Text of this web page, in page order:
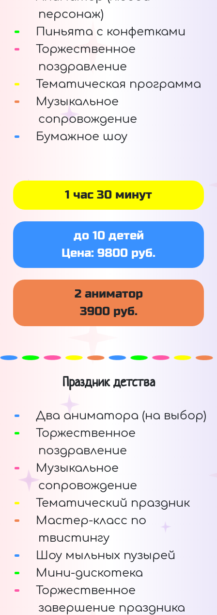
персонаж)
Пиньята с конфетками
Торжественное
поздравление
Тематическая программа
Музыкальное
сопровождение
Бумажное шоу
1 час 30 минут
до 10 детей
Цена: 9800 руб.
2 аниматор
3900 руб.
Праздник детства
Два аниматора (на выбор)
Торжественное
поздравление
Музыкальное
сопровождение
Тематический праздник
Мастер-класс по
твистингу
Шоу мыльных пузырей
Мини-дискотека
Торжественное
завершение праздника